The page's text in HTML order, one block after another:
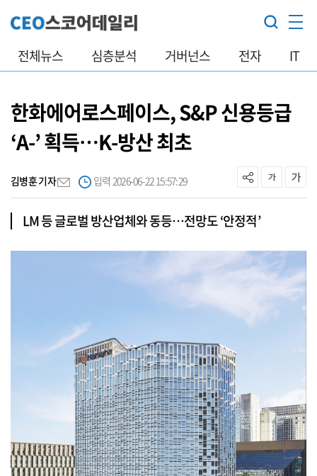
전체뉴스 심층분석 거버넌스 전자 IT
한화에어로스페이스, S&P 신용등급
‘A-’ 획득…K-방산 최초
김병훈 기자 입력 2026-06-22 15:57:29
LM 등 글로벌 방산업체와 동등…전망도 ‘안정적’